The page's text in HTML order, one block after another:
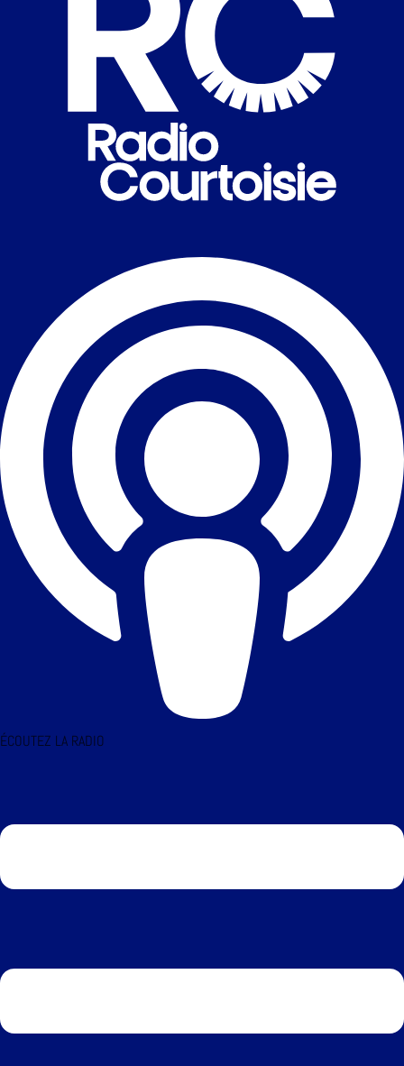
ÉCOUTEZ LA RADIO